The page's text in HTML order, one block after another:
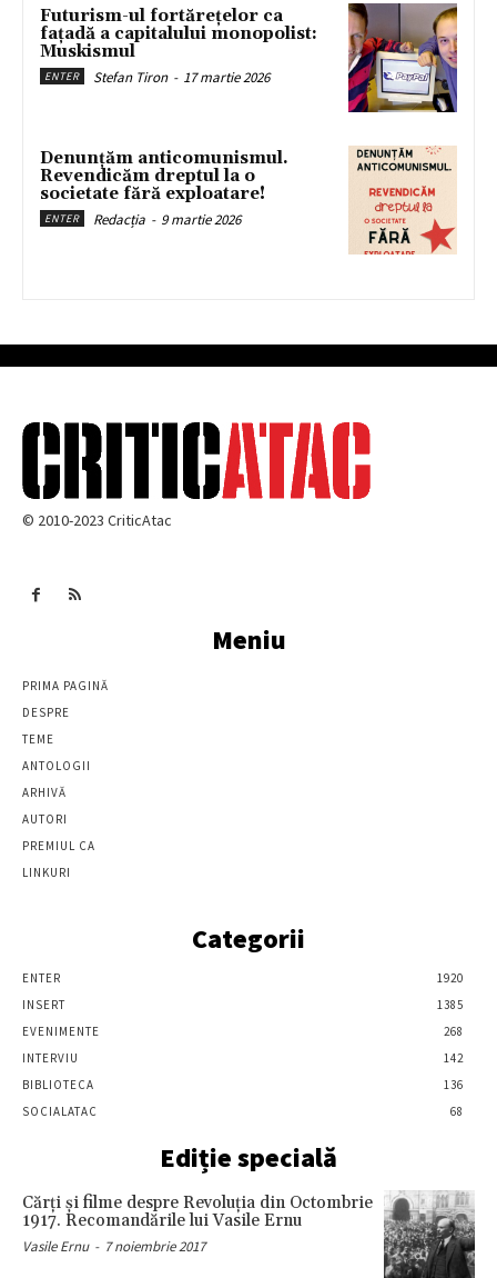
Futurism-ul fortărețelor ca
fațadă a capitalului monopolist:
Muskismul
ENTER Stefan Tiron - 17 martie 2026
Denunțăm anticomunismul.
Revendicăm dreptul la o
societate fără exploatare!
ENTER Redacția - 9 martie 2026
© 2010-2023 CriticAtac
Meniu
PRIMA PAGINĂ
DESPRE
TEME
ANTOLOGII
ARHIVĂ
AUTORI
PREMIUL CA
LINKURI
Categorii
ENTER
1920
INSERT
1385
EVENIMENTE
268
INTERVIU
142
BIBLIOTECA
136
SOCIALATAC
68
Ediție specială
Cărţi şi filme despre Revoluţia din Octombrie
1917. Recomandările lui Vasile Ernu
Vasile Ernu - 7 noiembrie 2017